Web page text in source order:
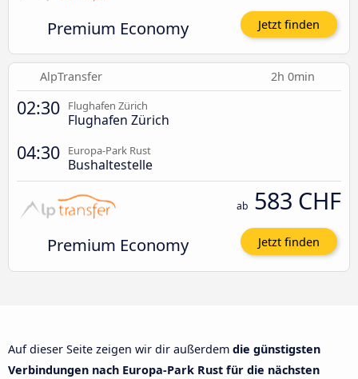
Premium Economy Jetzt finden
AlpTransfer 2h 0min
02:30 Flughafen Zürich
Flughafen Zürich
04:30 Europa-Park Rust
Bushaltestelle
Premium Economy
ab 583 CHF
Jetzt finden
Auf dieser Seite zeigen wir dir außerdem die günstigsten
Verbindungen nach Europa-Park Rust für die nächsten